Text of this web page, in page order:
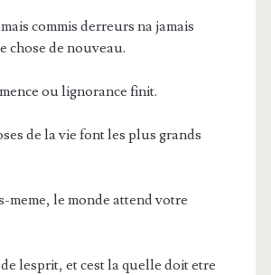
commis derreurs na jamais
chose de nouveau.
ou lignorance finit.
de la vie font les plus grands
meme, le monde attend votre
lesprit, et cest la quelle doit etre